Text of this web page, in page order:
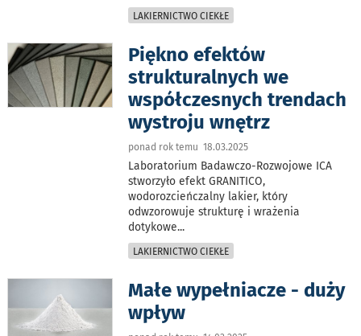
LAKIERNICTWO CIEKŁE
Piękno efektów
strukturalnych we
współczesnych trendach
wystroju wnętrz
ponad rok temu 18.03.2025
Laboratorium Badawczo-Rozwojowe ICA
stworzyło efekt GRANITICO,
wodorozcieńczalny lakier, który
odwzorowuje strukturę i wrażenia
dotykowe...
LAKIERNICTWO CIEKŁE
Małe wypełniacze - duży
wpływ